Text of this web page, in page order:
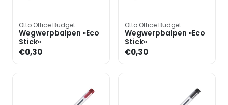
Otto Office Budget
Wegwerpbalpen »Eco
Stick«
€0,30
Otto Office Budget
Wegwerpbalpen »Eco
Stick«
€0,30